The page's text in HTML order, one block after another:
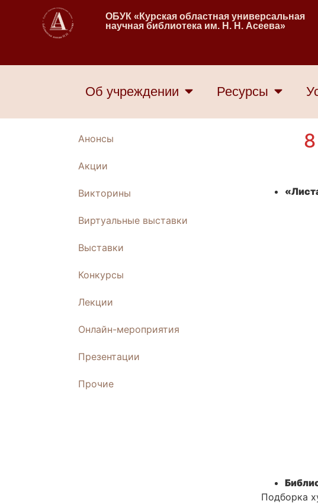
ОБУК «Курская областная универсальная
научная библиотека им. Н. Н. Асеева»
Об учреждении Ресурсы
Анонсы
Акции
Викторины
Виртуальные выставки
Выставки
Конкурсы
Лекции
Онлайн-мероприятия
Презентации
Прочие
Подборка